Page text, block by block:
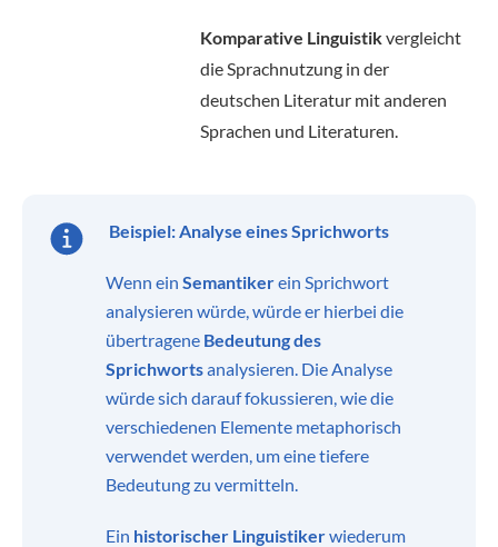
Komparative Linguistikvergleicht
die Sprachnutzung in der
deutschen Literatur mit anderen
Sprachen und Literaturen.
Beispiel: Analyse eines Sprichworts
Wenn ein Semantikerein Sprichwort
analysieren würde, würde er hierbei die
übertragene Bedeutung des
Sprichwortsanalysieren. Die Analyse
würde sich darauf fokussieren, wie die
verschiedenen Elemente metaphorisch
verwendet werden, um eine tiefere
Bedeutung zu vermitteln.
Ein historischer Linguistikerwiederum